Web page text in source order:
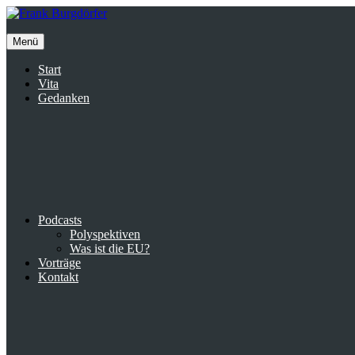
Inhalte
Menü
Start
Vita
Gedanken
Podcasts
Polyspektiven
Was ist die EU?
Vorträge
Kontakt